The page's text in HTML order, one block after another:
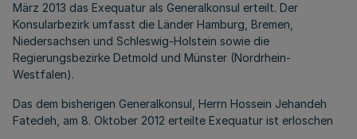
März 2013 das Exequatur als Generalkonsul erteilt. Der
Konsularbezirk umfasst die Länder Hamburg, Bremen,
Niedersachsen und Schleswig-Holstein sowie die
Regierungsbezirke Detmold und Münster (Nordrhein-
Westfalen).
Das dem bisherigen Generalkonsul, Herrn Hossein Jehandeh
Fatedeh, am 8. Oktober 2012 erteilte Exequatur ist erloschen